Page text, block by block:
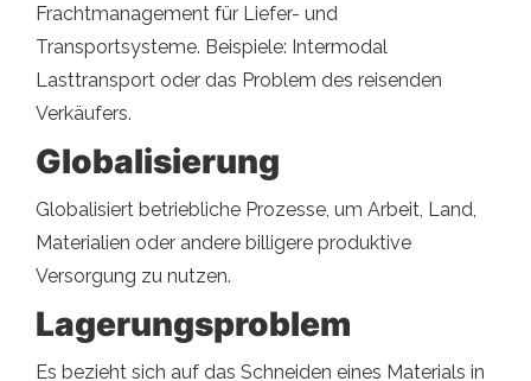
Frachtmanagement für Liefer- und
Transportsysteme. Beispiele: Intermodal
Lasttransport oder das Problem des reisenden
Verkäufers.
Globalisierung
Globalisiert betriebliche Prozesse, um Arbeit, Land,
Materialien oder andere billigere produktive
Versorgung zu nutzen.
Lagerungsproblem
Es bezieht sich auf das Schneiden eines Materials in